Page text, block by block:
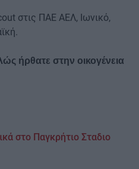
στις ΠΑΕ ΑΕΛ, Ιωνικό,
ήρθατε στην οικογένεια
στο Παγκρήτιο Σταδιο